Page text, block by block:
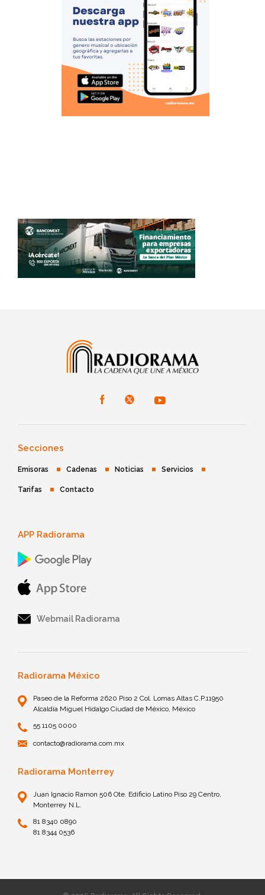
Secciones
Emisoras Cadenas Noticias Servicios
Tarifas Contacto
APP Radiorama
Webmail Radiorama
Radiorama México
Paseo de la Reforma 2620 Piso 2 Col. Lomas Altas C.P.11950
Alcaldía Miguel Hidalgo Ciudad de México, México
55 1105 0000
contacto@radiorama.com.mx
Radiorama Monterrey
Juan Ignacio Ramon 506 Ote. Edificio Latino Piso 29 Centro,
Monterrey N.L.
81 8340 0890
81 8344 0536